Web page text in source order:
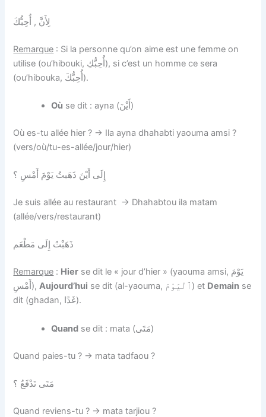
لِأَنَّ , أُحِبُّكَ
Remarque : Si la personne qu’on aime est une femme on
utilise (ou’hibouki, أُحِبُّكِ), si c’est un homme ce sera
(ou’hibouka, أُحِبُّكَ).
Où se dit : ayna (أَيْنَ)
Où es-tu allée hier ? → Ila ayna dhahabti yaouma amsi ?
(vers/où/tu-es-allée/jour/hier)
إِلَى أَيْنَ ذَهَبتُ يَوْمَ أَمْسِ ؟
Je suis allée au restaurant → Dhahabtou ila matam
(allée/vers/restaurant)
ذَهَبْتُ إِلَى مَطْعَم
Remarque : Hier se dit le « jour d’hier » (yaouma amsi, يَوْمَ
أَمْسِ),Aujourd’hui se dit (al-yaouma, ٱلْيَوْمَ) et Demain se
dit (ghadan, غَدًا).
Quand se dit : mata (مَتَى)
Quand paies-tu ? → mata tadfaou ?
مَتَى تَدْفَعُ‏ ؟
Quand reviens-tu ? → mata tarjiou ?